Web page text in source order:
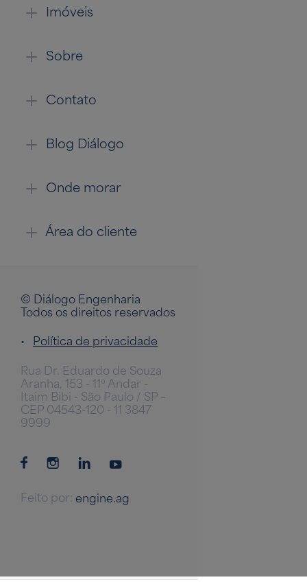
Imóveis
Sobre
Contato
Blog Diálogo
Onde morar
Área do cliente
© Diálogo Engenharia
Todos os direitos reservados
• Política de privacidade
Rua Dr. Eduardo de Souza
Aranha, 153 - 11º Andar -
Itaim Bibi - São Paulo / SP –
CEP 04543-120 - 11 3847
9999
Feito por: engine.ag